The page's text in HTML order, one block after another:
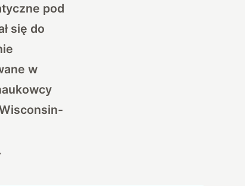
pod
się do
w